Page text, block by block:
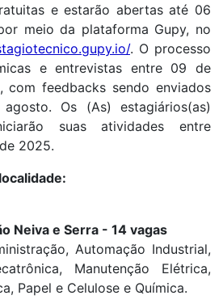
e estarão abertas até 06
meio da plataforma Gupy, no
. O processo
e entrevistas entre 09 de
com feedbacks sendo enviados
Os (As) estagiários(as)
suas atividades entre
2025.
Neiva e Serra - 14 vagas
Automação Industrial,
Manutenção Elétrica,
Papel e Celulose e Química.